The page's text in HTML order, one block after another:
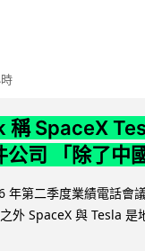
稱 SpaceX
司 「除了中
年第二季度業績電話會
外 SpaceX 與 Tesla 是